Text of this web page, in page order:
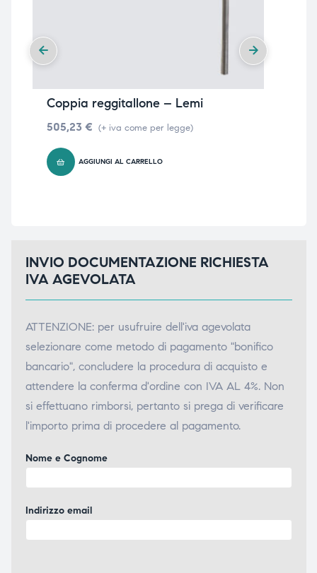
Coppia reggitallone – Lemi
505,23 € (+ iva come per legge)
AGGIUNGI AL CARRELLO
INVIO DOCUMENTAZIONE RICHIESTA
IVA AGEVOLATA
ATTENZIONE: per usufruire dell'iva agevolata
selezionare come metodo di pagamento "bonifico
bancario", concludere la procedura di acquisto e
attendere la conferma d'ordine con IVA AL 4%. Non
si effettuano rimborsi, pertanto si prega di verificare
l'importo prima di procedere al pagamento.
Nome e Cognome
Indirizzo email